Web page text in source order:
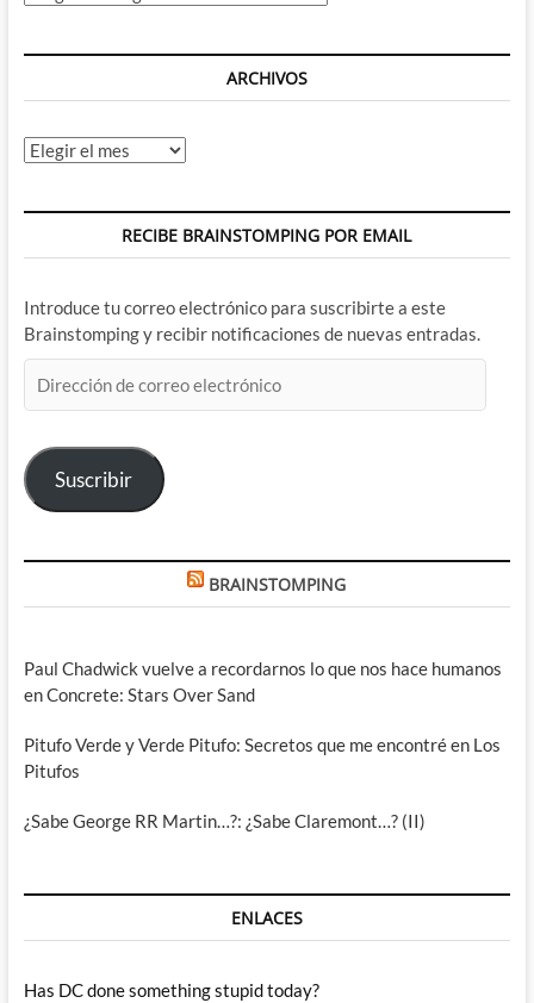
ARCHIVOS
Archivos
RECIBE BRAINSTOMPING POR EMAIL
Introduce tu correo electrónico para suscribirte a este
Brainstomping y recibir notificaciones de nuevas entradas.
de
electrónico
Suscribir
BRAINSTOMPING
Paul Chadwick vuelve a recordarnos lo que nos hace humanos
en Concrete: Stars Over Sand
Pitufo Verde y Verde Pitufo: Secretos que me encontré en Los
Pitufos
¿Sabe George RR Martin…?: ¿Sabe Claremont…? (II)
ENLACES
Has DC done something stupid today?